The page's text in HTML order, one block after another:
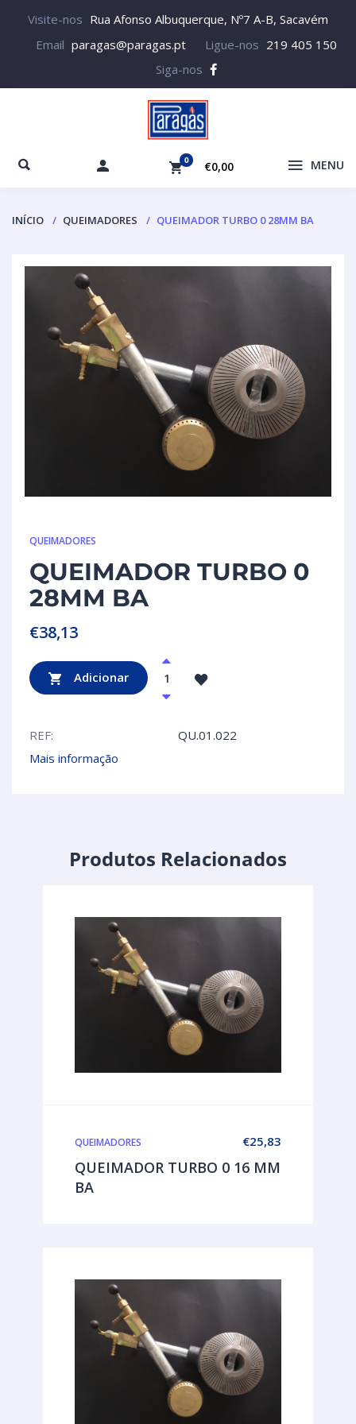
Visite-nos Rua Afonso Albuquerque, Nº7 A-B, Sacavém
Email paragas@paragas.pt Ligue-nos 219 405 150
Siga-nos
0 €0,00 MENU
INÍCIO QUEIMADORES QUEIMADOR TURBO 0 28MM BA
QUEIMADORES
QUEIMADOR TURBO 0
28MM BA
€38,13
Adicionar
REF:
QU.01.022
Mais informação
Produtos Relacionados
€25,83
QUEIMADORES
QUEIMADOR TURBO 0 16 MM
BA